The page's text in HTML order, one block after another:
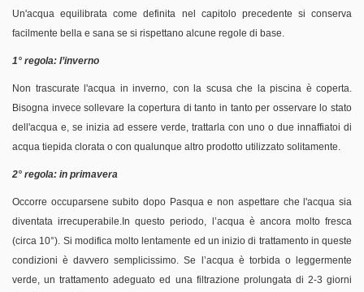
Un'acqua equilibrata come definita nel capitolo precedente si conserva
facilmente bella e sana se si rispettano alcune regole di base.
1° regola: l’inverno
Non trascurate l'acqua in inverno, con la scusa che la piscina è coperta.
Bisogna invece sollevare la copertura di tanto in tanto per osservare lo stato
dell'acqua e, se inizia ad essere verde, trattarla con uno o due innaffiatoi di
acqua tiepida clorata o con qualunque altro prodotto utilizzato solitamente.
2° regola: in primavera
Occorre occuparsene subito dopo Pasqua e non aspettare che l'acqua sia
diventata irrecuperabile.In questo periodo, l’acqua è ancora molto fresca
(circa 10°). Si modifica molto lentamente ed un inizio di trattamento in queste
condizioni è davvero semplicissimo. Se l’acqua è torbida o leggermente
verde, un trattamento adeguato ed una filtrazione prolungata di 2-3 giorni